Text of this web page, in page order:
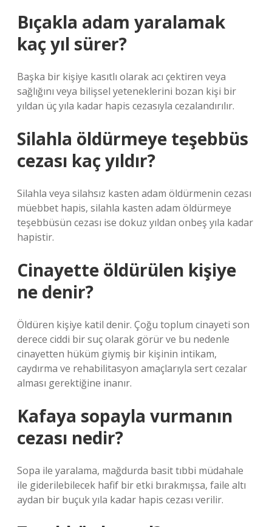
Bıçakla adam yaralamak
kaç yıl sürer?
Başka bir kişiye kasıtlı olarak acı çektiren veya
sağlığını veya bilişsel yeteneklerini bozan kişi bir
yıldan üç yıla kadar hapis cezasıyla cezalandırılır.
Silahla öldürmeye teşebbüs
cezası kaç yıldır?
Silahla veya silahsız kasten adam öldürmenin cezası
müebbet hapis, silahla kasten adam öldürmeye
teşebbüsün cezası ise dokuz yıldan onbeş yıla kadar
hapistir.
Cinayette öldürülen kişiye
ne denir?
Öldüren kişiye katil denir. Çoğu toplum cinayeti son
derece ciddi bir suç olarak görür ve bu nedenle
cinayetten hüküm giymiş bir kişinin intikam,
caydırma ve rehabilitasyon amaçlarıyla sert cezalar
alması gerektiğine inanır.
Kafaya sopayla vurmanın
cezası nedir?
Sopa ile yaralama, mağdurda basit tıbbi müdahale
ile giderilebilecek hafif bir etki bırakmışsa, faile altı
aydan bir buçuk yıla kadar hapis cezası verilir.